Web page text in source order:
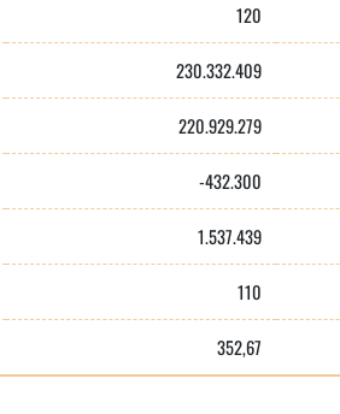
120
230.332.409
220.929.279
-432.300
1.537.439
110
352,67